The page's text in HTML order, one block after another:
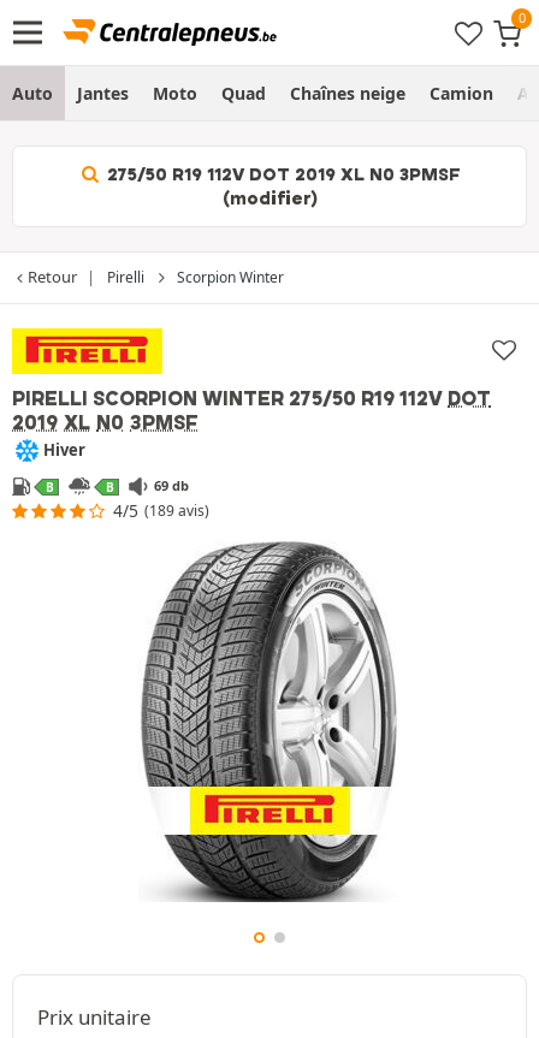
Auto Jantes Moto Quad Chaînes neige Camion
275/50 R19 112V DOT 2019 XL N0 3PMSF
(modifier)
Retour Pirelli Scorpion Winter
PIRELLI SCORPION WINTER 275/50 R19 112V DOT
2019 XL N0 3PMSF
Hiver
B B 69 db
4/5 (189 avis)
Prix unitaire